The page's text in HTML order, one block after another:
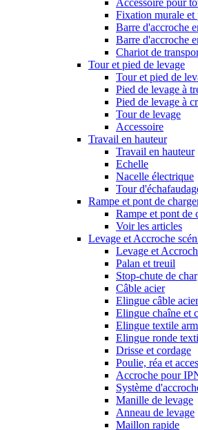
Accessoire pour
Fixation murale et
Barre d'accroche
Barre d'accroche
Chariot de
Tour et pied de levage
Tour et pied de
Pied de levage à
Pied de levage à
Tour de levage
Accessoire
Travail en hauteur
Travail en hauteur
Echelle
Nacelle électrique
Tour
Rampe et pont de
Rampe et pont de
Voir les articles
Levage et Accroche
Levage et
Palan et treuil
Stop-chute de
Câble acier
Elingue câble acier
Elingue chaîne et
Elingue textile
Elingue ronde
Drisse et cordage
Poulie, réa et
Accroche pour
Système
Manille de levage
Anneau de levage
Maillon rapide